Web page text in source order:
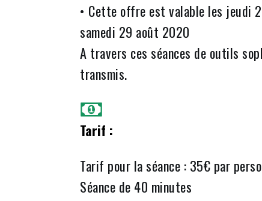
• Cette offre est valable les jeudi
samedi 29 août 2020
A travers ces séances de outils
transmis.
Tarif :
Tarif pour la séance : 35€ par
Séance de 40 minutes